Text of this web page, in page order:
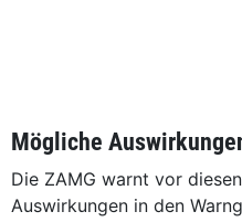
Mögliche
Die ZAMG warnt vor
Auswirkungen in den